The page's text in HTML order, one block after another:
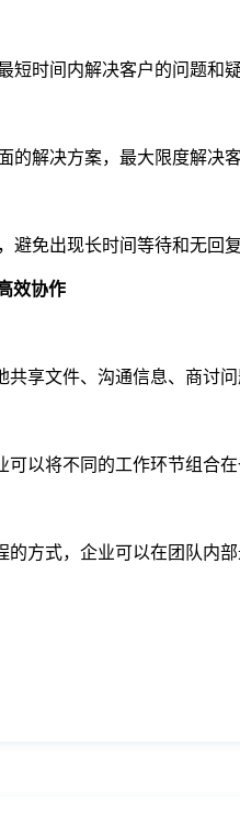
短时间内解决客户的问题和
的解决方案，最大限度解决
避免出现长时间等待和无回复
效协作
共享文件、沟通信息、商讨
以将不同的工作环节组合
的方式，企业可以在团队内